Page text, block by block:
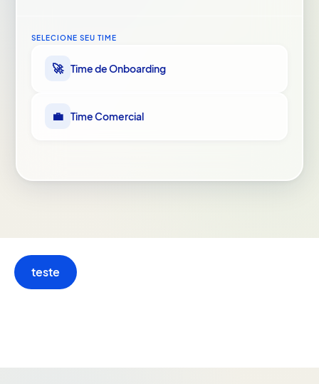
SELECIONE SEU TIME
🚀 Time de Onboarding
💼 Time Comercial
teste